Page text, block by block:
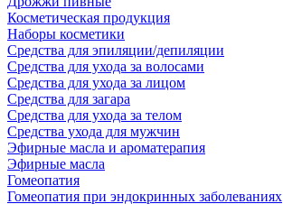
Косметическая продукция
Наборы косметики
Средства для эпиляции/депиляции
Средства для ухода за волосами
Средства для ухода за лицом
Средства для загара
Средства для ухода за телом
Средства ухода для мужчин
Эфирные масла и ароматерапия
Эфирные масла
Гомеопатия
Гомеопатия при эндокринных заболеваниях